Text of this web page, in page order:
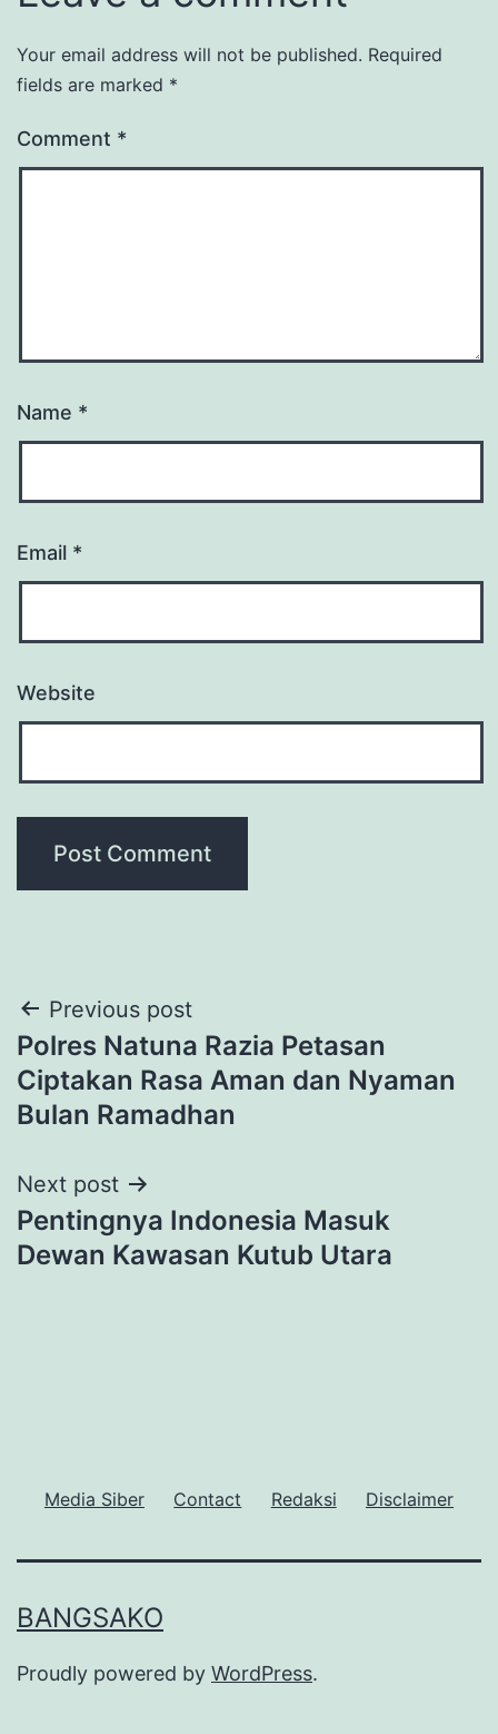
Your email address will not be published. Required
fields are marked *
Comment *
Name *
Email *
Website
Post
navigation
Previous post
Polres Natuna Razia Petasan
Ciptakan Rasa Aman dan Nyaman
Bulan Ramadhan
Next post
Pentingnya Indonesia Masuk
Dewan Kawasan Kutub Utara
Media Siber Contact Redaksi Disclaimer
BANGSAKO
Proudly powered by WordPress.